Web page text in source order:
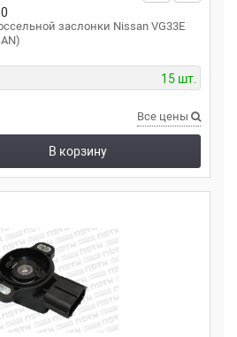
заслонки Nissan VG33E
15 шт.
Все цены
В корзину